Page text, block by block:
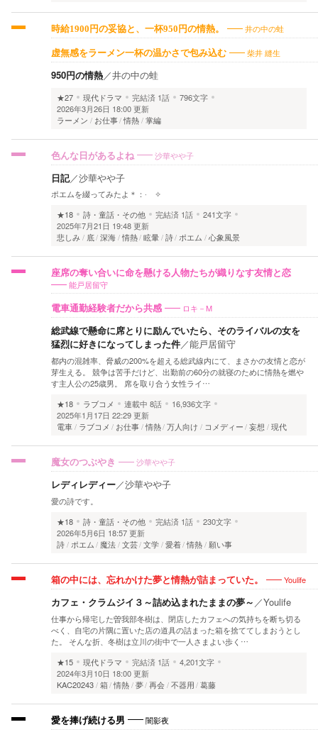
時給1900円の妥協と、一杯950円の情熱。 井の中の蛙
虚無感をラーメン一杯の温かさで包み込む 柴井 縫生
950円の情熱／井の中の蛙
★27 現代ドラマ 完結済 1話
796文字
2026年3月26日 18:00 更新
ラーメン
お仕事 情熱 掌編
色んな日があるよね 沙華やや子
日記／沙華やや子
ポエムを綴ってみたよ＊：·゚✧
★18
詩・童話・その他 完結済 1話
241文字
2025年7月21日 19:48 更新
悲しみ
底 深海 情熱 眩暈 詩 ポエム 心象風景
座席の奪い合いに命を懸ける人物たちが織りなす友情と恋
能戸居留守
電車通勤経験者だから共感 ロキ－M
総武線で懸命に席とりに励んでいたら、そのライバルの女を
猛烈に好きになってしまった件／能戸居留守
都内の混雑率、脅威の200%を超える総武線内にて、まさかの友情と恋が
芽生える。 競争は苦手だけど、出勤前の60分の就寝のために情熱を燃や
す主人公の25歳男。 席を取り合う女性ライ…
★18
ラブコメ 連載中 8話
16,936文字
2025年1月17日 22:29 更新
電車
ラブコメ お仕事 情熱 万人向け コメディー 妄想 現代
魔女のつぶやき 沙華やや子
レディレディー／沙華やや子
愛の詩です。
★18
詩・童話・その他 完結済 1話
230文字
2026年5月6日 18:57 更新
詩
ポエム 魔法 文芸 文学 愛着 情熱 願い事
箱の中には、忘れかけた夢と情熱が詰まっていた。 Youlife
カフェ・クラムジイ３～詰め込まれたままの夢～ ／Youlife
仕事から帰宅した曽我部冬樹は、閉店したカフェへの気持ちを断ち切る
べく、自宅の片隅に置いた店の道具の詰まった箱を捨ててしまおうとし
た。 そんな折、冬樹は立川の街中で一人さまよい歩く…
★15
現代ドラマ 完結済 1話
4,201文字
2024年3月10日 18:00 更新
KAC20243 箱 情熱 夢 再会 不器用 葛藤
愛を捧げ続ける男 闇影夜